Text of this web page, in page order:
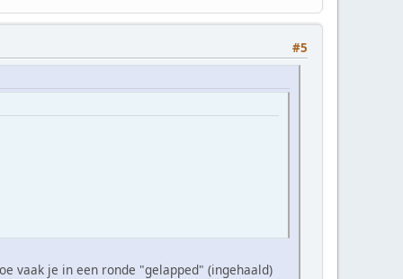
#5
vaak je in een ronde "gelapped" (ingehaald)